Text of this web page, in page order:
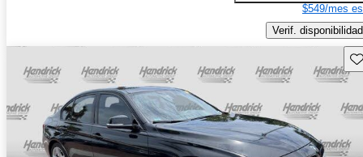
$549/mes
Verif. disponibilidad